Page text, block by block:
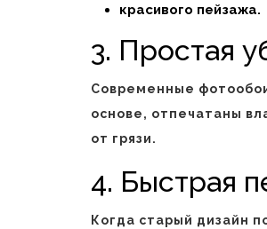
красивого пейзажа.
3. Простая
Современные
основе, отпечатаны
от грязи.
4. Быстрая
Когда старый дизайн